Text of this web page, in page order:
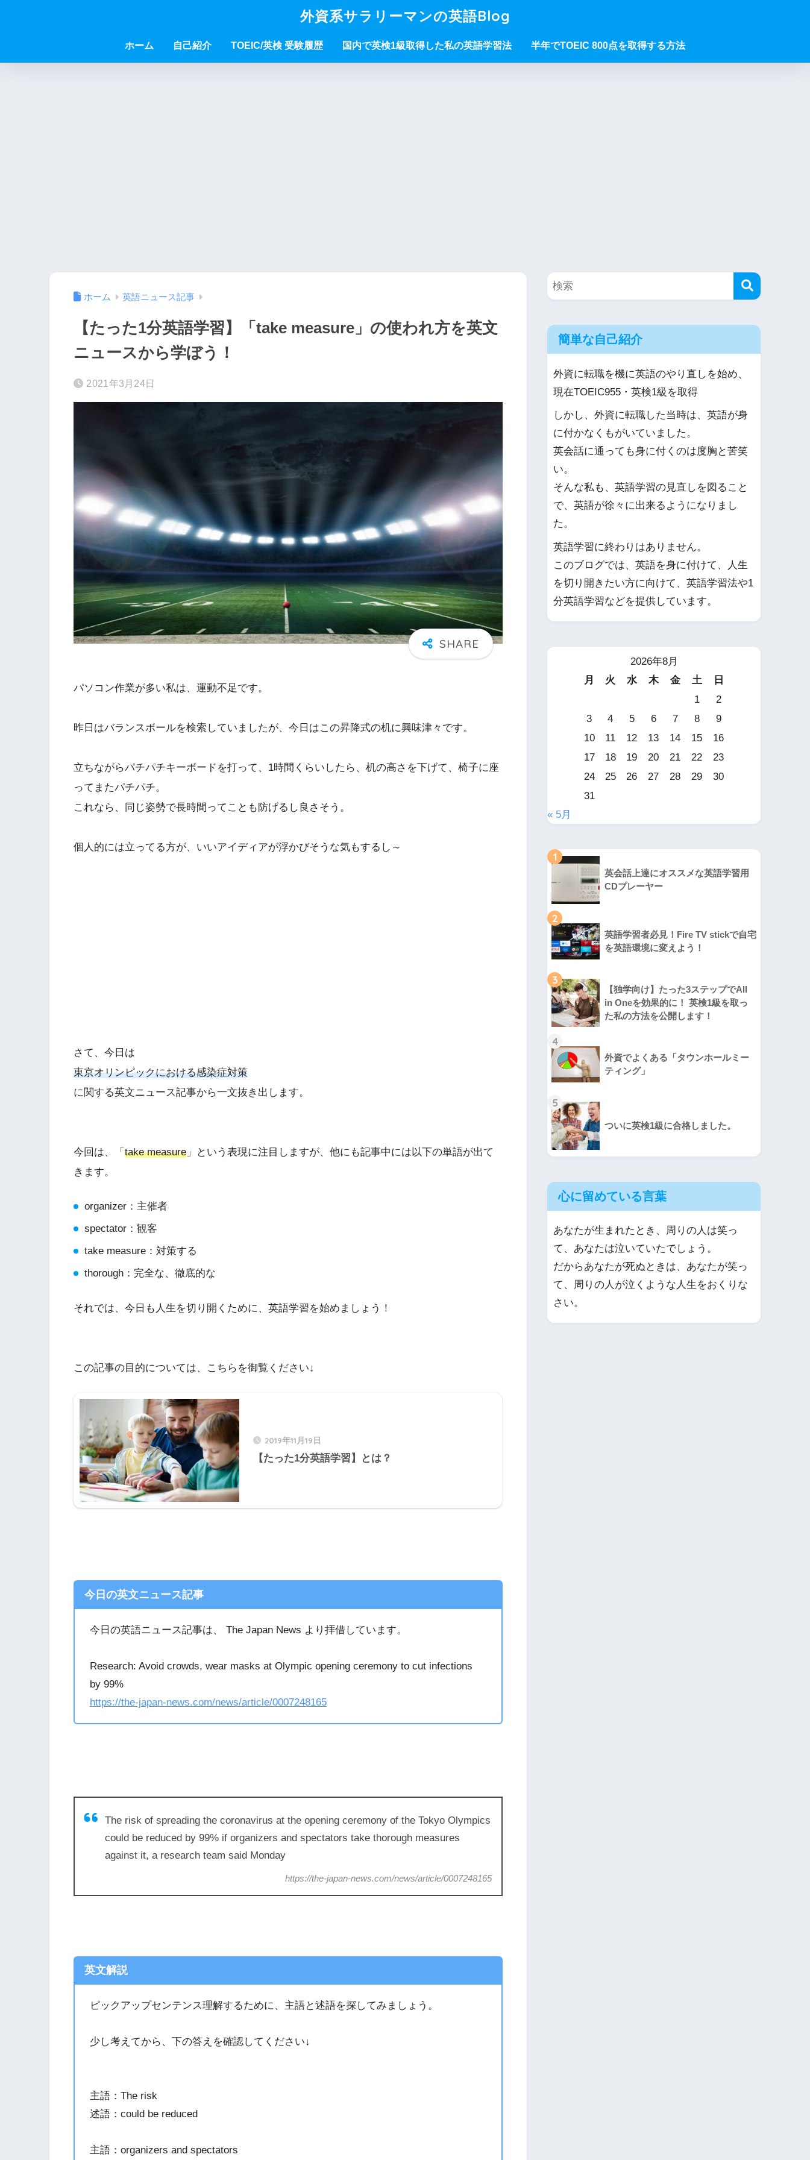
外資系サラリーマンの英語Blog
ホーム 自己紹介 TOEIC/英検 受験履歴 国内で英検1級取得した私の英語学習法 半年でTOEIC 800点を取得する方法
ホーム 英語ニュース記事
【たった1分英語学習】「take measure」の使われ方を英文
ニュースから学ぼう！
2021年3月24日
パソコン作業が多い私は、運動不足です。
昨日はバランスボールを検索していましたが、今日はこの昇降式の机に興味津々です。
立ちながらパチパチキーボードを打って、1時間くらいしたら、机の高さを下げて、椅子に座
ってまたパチパチ。
これなら、同じ姿勢で長時間ってことも防げるし良さそう。
個人的には立ってる方が、いいアイディアが浮かびそうな気もするし～
さて、今日は
東京オリンピックにおける感染症対策
に関する英文ニュース記事から一文抜き出します。
今回は、「 take measure 」という表現に注目しますが、他にも記事中には以下の単語が出て
きます。
organizer：主催者
spectator：観客
take measure：対策する
thorough：完全な、徹底的な
それでは、今日も人生を切り開くために、英語学習を始めましょう！
この記事の目的については、こちらを御覧ください↓
2019年11月19日
【たった1分英語学習】とは？
今日の英文ニュース記事
今日の英語ニュース記事は、 The Japan News より拝借しています。
Research: Avoid crowds, wear masks at Olympic opening ceremony to cut infections
by 99%
https://the-japan-news.com/news/article/0007248165
The risk of spreading the coronavirus at the opening ceremony of the Tokyo Olympics
could be reduced by 99% if organizers and spectators take thorough measures
against it, a research team said Monday
https://the-japan-news.com/news/article/0007248165
英文解説
ピックアップセンテンス理解するために、主語と述語を探してみましょう。
少し考えてから、下の答えを確認してください↓
主語：The risk
述語：could be reduced
主語：organizers and spectators
簡単な自己紹介
外資に転職を機に英語のやり直しを始め、
現在TOEIC955・英検1級を取得
しかし、外資に転職した当時は、英語が身
に付かなくもがいていました。
英会話に通っても身に付くのは度胸と苦笑
い。
そんな私も、英語学習の見直しを図ること
で、英語が徐々に出来るようになりまし
た。
英語学習に終わりはありません。
このブログでは、英語を身に付けて、人生
を切り開きたい方に向けて、英語学習法や1
分英語学習などを提供しています。
2026年8月
月
火 水 木 金 土
日
1
2
3
4 5 6 7 8
9
10
11 12 13 14 15
16
17
18 19 20 21 22
23
24
25 26 27 28 29
30
31
« 5月
1
英会話上達にオススメな英語学習用
CDプレーヤー
2
英語学習者必見！Fire TV stickで自宅
を英語環境に変えよう！
3
【独学向け】たった3ステップでAll
in Oneを効果的に！ 英検1級を取っ
た私の方法を公開します！
4
外資でよくある「タウンホールミー
ティング」
5
ついに英検1級に合格しました。
心に留めている言葉
あなたが生まれたとき、周りの人は笑っ
て、あなたは泣いていたでしょう。
だからあなたが死ぬときは、あなたが笑っ
て、周りの人が泣くような人生をおくりな
さい。